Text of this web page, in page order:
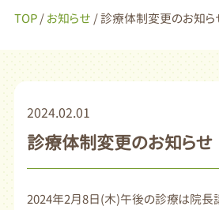
TOP/お知らせ / 診療体制変更のお知ら
2024.02.01
診療体制変更のお知らせ
2024年2月8日(木)午後の診療は院長